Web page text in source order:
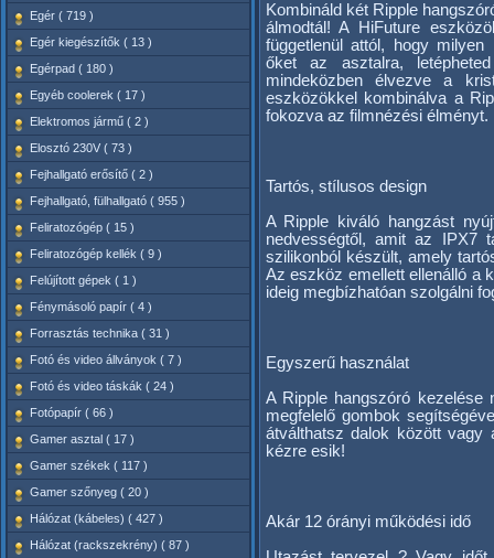
Egér ( 719 )
Egér kiegészítők ( 13 )
Egérpad ( 180 )
Egyéb coolerek ( 17 )
Elektromos jármű ( 2 )
Elosztó 230V ( 73 )
Fejhallgató erősítő ( 2 )
Fejhallgató, fülhallgató ( 955 )
Feliratozógép ( 15 )
Feliratozógép kellék ( 9 )
Felújított gépek ( 1 )
Fénymásoló papír ( 4 )
Forrasztás technika ( 31 )
Fotó és video állványok ( 7 )
Fotó és video táskák ( 24 )
Fotópapír ( 66 )
Gamer asztal ( 17 )
Gamer székek ( 117 )
Gamer szőnyeg ( 20 )
Hálózat (kábeles) ( 427 )
Hálózat (rackszekrény) ( 87 )
Kombináld két Ripple
álmodtál! A HiFuture
függetlenül attól, hogy milyen
őket az asztalra,
mindeközben élvezve a
eszközökkel kombinálva a
fokozva az filmnézési élményt.
Tartós, stílusos design
A Ripple kiváló hangzást
nedvességtől, amit az IPX7
szilikonból készült, amely
Az eszköz emellett ellenálló a
ideig megbízhatóan szolgálni
Egyszerű használat
A Ripple hangszóró kezelése
megfelelő gombok
átválthatsz dalok között vagy
kézre esik!
Akár 12 órányi működési idő